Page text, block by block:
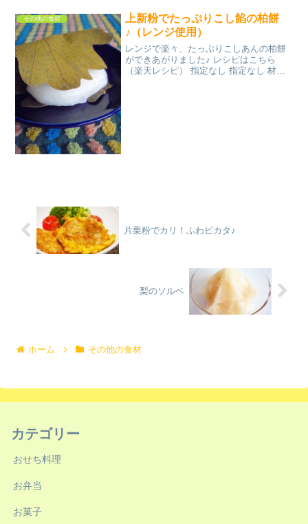
胡椒オリ...
その他の食材
上新粉でたっぷりこし餡の柏餅
♪（レンジ使用）
レンジで楽々、たっぷりこしあんの柏餅
ができあがりました♪ レシピはこちら
（楽天レシピ） 指定なし 指定なし 材料
片栗粉でカリ！ふわピカタ♪
梨のソルベ
ホーム その他の食材
カテゴリー
おせち料理
お弁当
お菓子